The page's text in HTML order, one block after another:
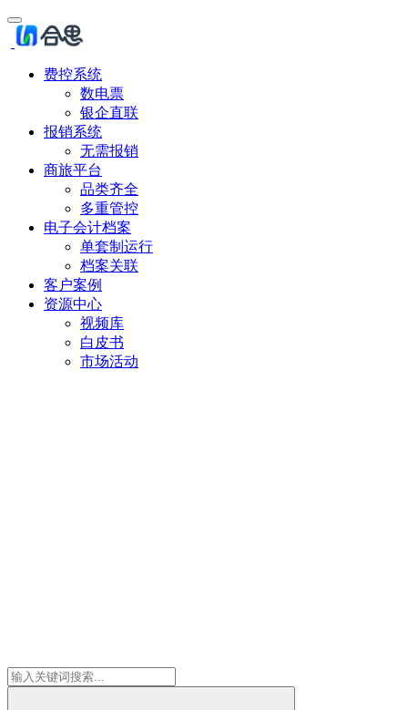
费控系统
数电票
银企直联
报销系统
无需报销
商旅平台
品类齐全
多重管控
电子会计档案
单套制运行
档案关联
客户案例
资源中心
视频库
白皮书
市场活动